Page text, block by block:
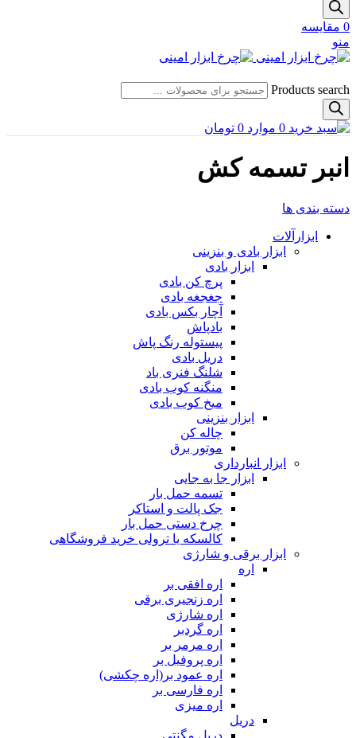
0 مقایسه
منو
Products search
0 موارد 0 تومان
انبر تسمه کش
دسته بندی ها
ابزارآلات
ابزار بادی و بنزینی
ابزار بادی
پرچ کن بادی
جغجغه بادی
آچار بکس بادی
بادپاش
پیستوله رنگ پاش
دریل بادی
شلنگ فنری باد
منگنه کوب بادی
میخ کوب بادی
ابزار بنزینی
چاله کن
موتور برق
ابزار انبارداری
ابزار جا به جایی
تسمه حمل بار
جک پالت و استاکر
چرخ دستی حمل بار
کالسکه یا ترولی خرید فروشگاهی
ابزار برقی و شارژی
اره
اره افقی بر
اره زنجیری برقی
اره شارژی
اره گردبر
اره مرمر بر
اره پروفیل بر
اره عمود بر(اره چکشی)
اره فارسی بر
اره میزی
دریل
دریل مگنتی